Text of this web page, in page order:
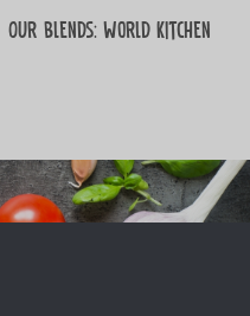
Our blends: World Kitchen